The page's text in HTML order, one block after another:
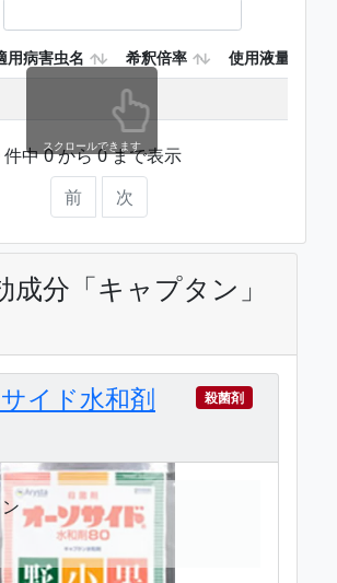
用病害虫名 希釈倍率 使用液量
件中 0 から 0 まで表示
前
次
スクロールできます
成分「キャプタン」
イド水和剤
殺菌剤